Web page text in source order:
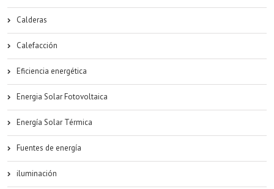
Calderas
Calefacción
Eficiencia energética
Energia Solar Fotovoltaica
Energía Solar Térmica
Fuentes de energía
iluminación